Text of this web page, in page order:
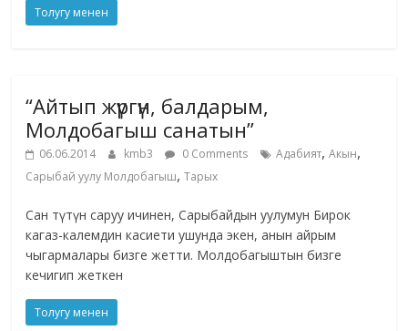
Толугу менен
“Айтып жүргүн, балдарым,
Молдобагыш санатын”
06.06.2014 kmb3 0 Comments Адабият,Акын,
Сарыбай уулу Молдобагыш,Тарых
Сан түтүн саруу ичинен, Сарыбайдын уулумун Бирок
кагаз-калемдин касиети ушунда экен, анын айрым
чыгармалары бизге жетти. Молдобагыштын бизге
кечигип жеткен
Толугу менен